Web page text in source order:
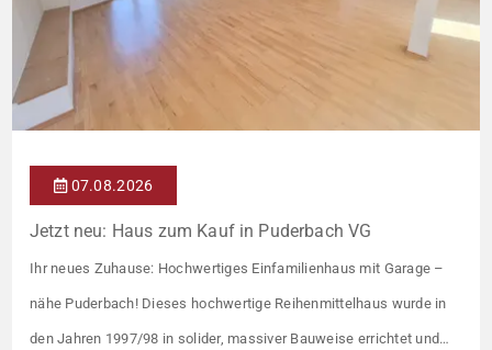
07.08.2026
Jetzt neu: Haus zum Kauf in Puderbach VG
Ihr neues Zuhause: Hochwertiges Einfamilienhaus mit Garage –
nähe Puderbach! Dieses hochwertige Reihenmittelhaus wurde in
den Jahren 1997/98 in solider, massiver Bauweise errichtet und